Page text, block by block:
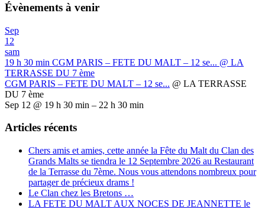
Évènements à venir
Sep
12
sam
19 h 30 min CGM PARIS – FETE DU MALT – 12 se... @ LA
TERRASSE DU 7 ème
CGM PARIS – FETE DU MALT – 12 se... @ LA TERRASSE
DU 7 ème
Sep 12 @ 19 h 30 min – 22 h 30 min
Articles récents
Chers amis et amies, cette année la Fête du Malt du Clan des
Grands Malts se tiendra le 12 Septembre 2026 au Restaurant
de la Terrasse du 7ème. Nous vous attendons nombreux pour
partager de précieux drams !
Le Clan chez les Bretons …
LA FETE DU MALT AUX NOCES DE JEANNETTE le